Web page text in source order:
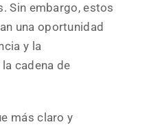
Sin embargo, estos
una oportunidad
y la
cadena de
más claro y